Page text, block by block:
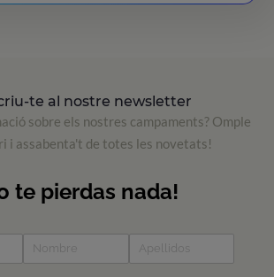
te al nostre newsletter
sobre els nostres campaments? Omple
i assabenta't de totes les novetats!